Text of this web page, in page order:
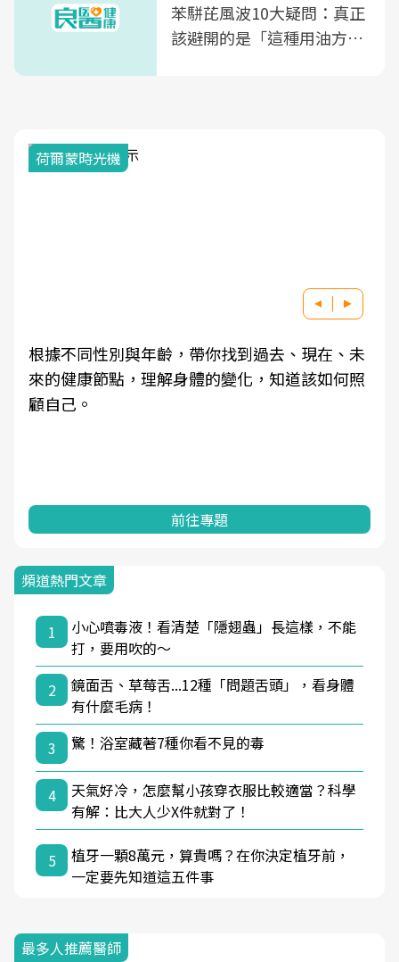
苯駢芘風波10大疑問：真正
該避開的是「這種用油方
荷爾蒙時光機
根據不同性別與年齡，帶你找到過去、現在、未
來的健康節點，理解身體的變化，知道該如何照
顧自己。
前往專題
頻道熱門文章
1
小心噴毒液！看清楚「隱翅蟲」長這樣，不能
打，要用吹的～
2
鏡面舌、草莓舌...12種「問題舌頭」，看身體
有什麼毛病！
3
驚！浴室藏著7種你看不見的毒
4
天氣好冷，怎麼幫小孩穿衣服比較適當？科學
有解：比大人少X件就對了！
5
植牙一顆8萬元，算貴嗎？在你決定植牙前，
一定要先知道這五件事
最多人推薦醫師